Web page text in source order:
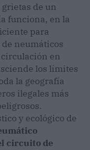
de un
funciona, en la
para
neumáticos
en
los límites
la geografía
ilegales más
y ecológico de
circuito de